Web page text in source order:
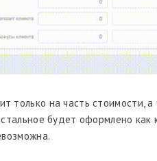
только на часть стоимости, а
будет оформлено